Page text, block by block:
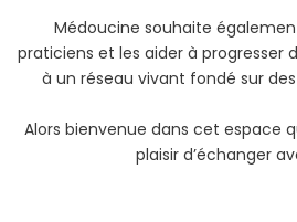
Médoucine souhaite
praticiens et les aider à progresser
à un réseau vivant fondé sur
Alors bienvenue dans cet espace
plaisir d’échanger